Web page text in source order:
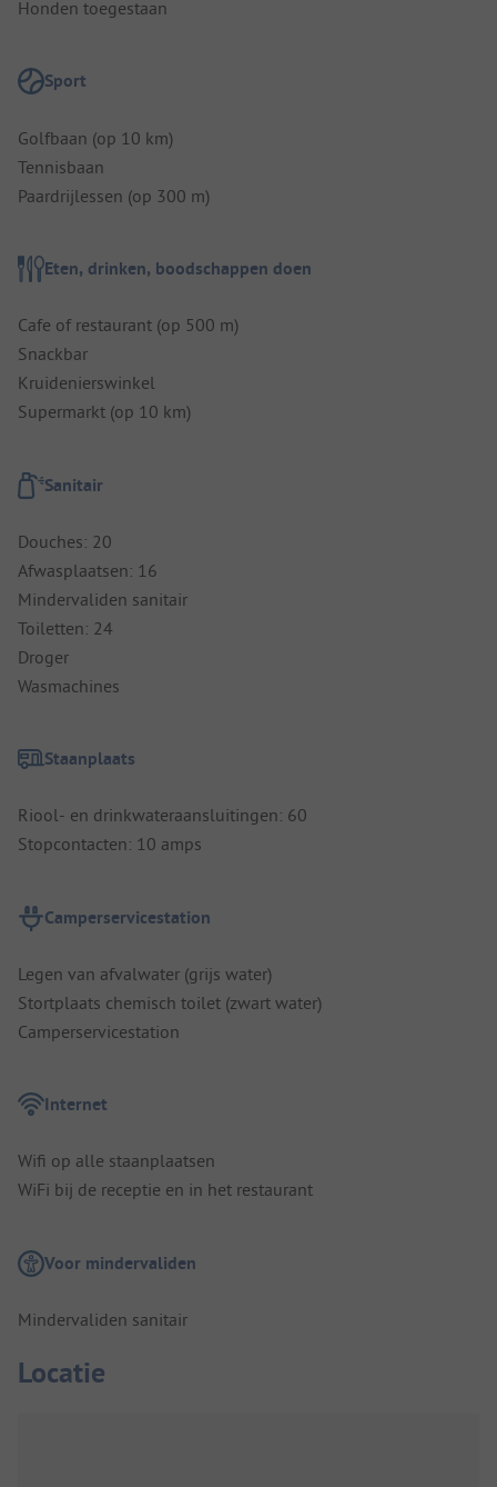
Honden toegestaan
Sport
Golfbaan (op 10 km)
Tennisbaan
Paardrijlessen (op 300 m)
Eten, drinken, boodschappen doen
Cafe of restaurant (op 500 m)
Snackbar
Kruidenierswinkel
Supermarkt (op 10 km)
Sanitair
Douches: 20
Afwasplaatsen: 16
Mindervaliden sanitair
Toiletten: 24
Droger
Wasmachines
Staanplaats
Riool- en drinkwateraansluitingen: 60
Stopcontacten: 10 amps
Camperservicestation
Legen van afvalwater (grijs water)
Stortplaats chemisch toilet (zwart water)
Camperservicestation
Internet
Wifi op alle staanplaatsen
WiFi bij de receptie en in het restaurant
Voor mindervaliden
Mindervaliden sanitair
Locatie